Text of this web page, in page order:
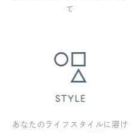
て
あなたのライフスタイルに溶け